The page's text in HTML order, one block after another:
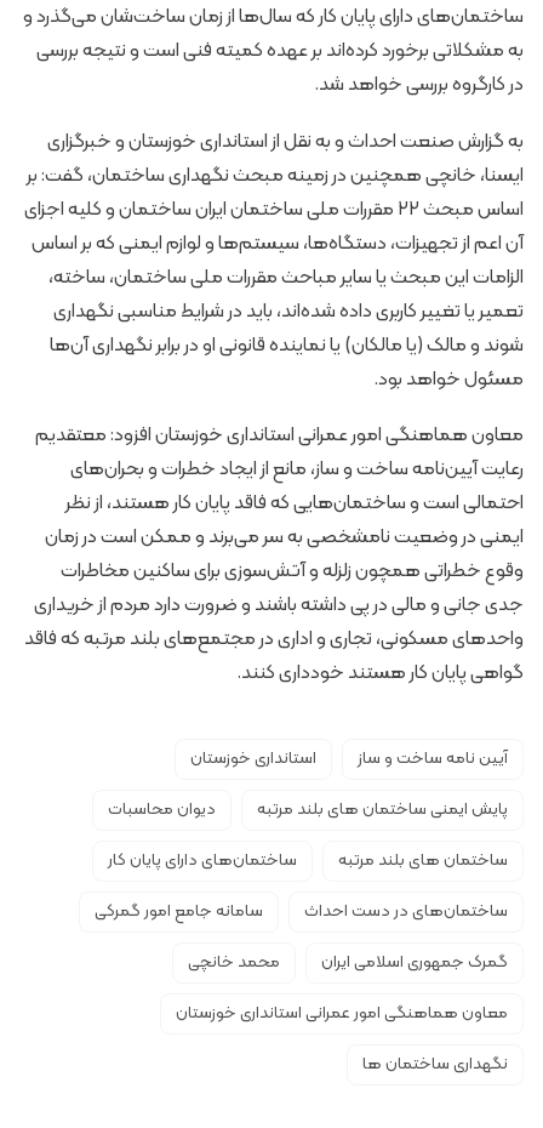
ساختمان‌های دارای پایان کار که سال‌ها از زمان ساخت‌شان می‌گذرد و
به مشکلاتی برخورد کرده‌اند بر عهده کمیته فنی است و نتیجه بررسی
در کارگروه بررسی خواهد شد.
به گزارش صنعت احداث و به نقل از استانداری خوزستان و خبرگزاری
ایسنا، خانچی همچنین در زمینه مبحث نگهداری ساختمان، گفت: بر
اساس مبحث ۲۲ مقررات ملی ساختمان ایران ساختمان و کلیه اجزای
آن اعم از تجهیزات، دستگاه‌ها، سیستم‌ها و لوازم ایمنی که بر اساس
الزامات این مبحث یا سایر مباحث مقررات ملی ساختمان، ساخته،
تعمیر یا تغییر کاربری داده شده‌اند، باید در شرایط مناسبی نگهداری
شوند و مالک (یا مالکان) یا نماینده قانونی او در برابر نگهداری آن‌ها
مسئول خواهد بود.
معاون هماهنگی امور عمرانی استانداری خوزستان افزود: معتقدیم
رعایت آیین‌نامه ساخت و ساز، مانع از ایجاد خطرات و بحران‌های
احتمالی است و ساختمان‌هایی که فاقد پایان کار هستند، از نظر
ایمنی در وضعیت نامشخصی به سر می‌برند و ممکن است در زمان
وقوع خطراتی همچون زلزله و آتش‌سوزی برای ساکنین مخاطرات
جدی جانی و مالی در پی داشته باشند و ضرورت دارد مردم از خریداری
واحدهای مسکونی، تجاری و اداری در مجتمع‌های بلند مرتبه که فاقد
گواهی پایان کار هستند خودداری کنند.
آیین نامه ساخت و ساز
استانداری خوزستان
پایش ایمنی ساختمان های بلند مرتبه
دیوان محاسبات
ساختمان های بلند مرتبه
ساختمان‌های دارای پایان کار
ساختمان‌های در دست احداث
سامانه جامع امور گمرکی
گمرک جمهوری اسلامی ایران
محمد خانچی
معاون هماهنگی امور عمرانی استانداری خوزستان
نگهداری ساختمان ها